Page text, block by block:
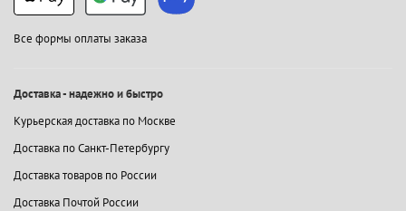
Все формы оплаты заказа
Доставка - надежно и быстро
Курьерская доставка по Москве
Доставка по Санкт-Петербургу
Доставка товаров по России
Доставка Почтой России